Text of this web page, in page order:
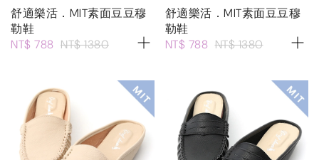
舒適樂活．MIT素面豆豆穆
勒鞋
NT$ 788 NT$ 1380
舒適樂活．MIT素面豆豆穆
勒鞋
NT$ 788 NT$ 1380